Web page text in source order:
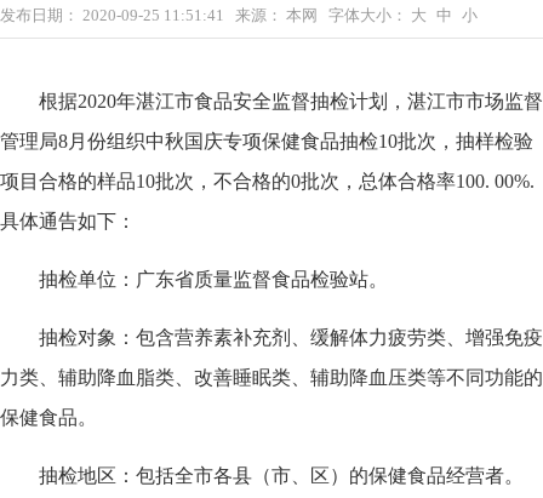
发布日期： 2020-09-25 11:51:41 来源： 本网 字体大小： 大 中 小
根据2020年湛江市食品安全监督抽检计划，湛江市市场监督
管理局8月份组织中秋国庆专项保健食品抽检10批次，抽样检验
项目合格的样品10批次，不合格的0批次，总体合格率100. 00%.
具体通告如下：
抽检单位：广东省质量监督食品检验站。
抽检对象：包含营养素补充剂、缓解体力疲劳类、增强免疫
力类、辅助降血脂类、改善睡眠类、辅助降血压类等不同功能的
保健食品。
抽检地区：包括全市各县（市、区）的保健食品经营者。